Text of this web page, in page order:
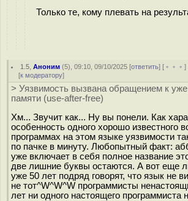
Только те, кому плевать на
1.5 ,Аноним (5), 09:10, 09/10/2025 [ответить] [ ﹢﹢﹢]
[к модератору]
> Уязвимость вызвана обращением к
памяти (use-after-free)
Хм... Звучит как... Ну вы понели. Как
особенность одного хорошо известного
программах на этом языке уязвимости
по пачке в минуту. Любопытный факт:
уже включает в себя полное название
две лишние буквы остаются. А вот еще
уже 50 лет подряд говорят, что язык не
не тот^W^W^W программисты
лет ни одного настоящего программиста